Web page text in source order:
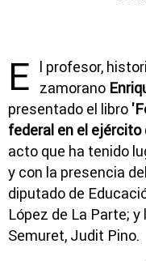
E
l profesor,
zamorano
presentado el libro
federal en el ejército
acto que ha tenido
y con la presencia
diputado de
López de La Parte;
Semuret, Judit Pino.